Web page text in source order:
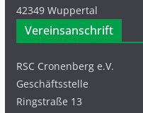
42349 Wuppertal
Vereinsanschrift
RSC Cronenberg e.V.
Geschäftsstelle
Ringstraße 13